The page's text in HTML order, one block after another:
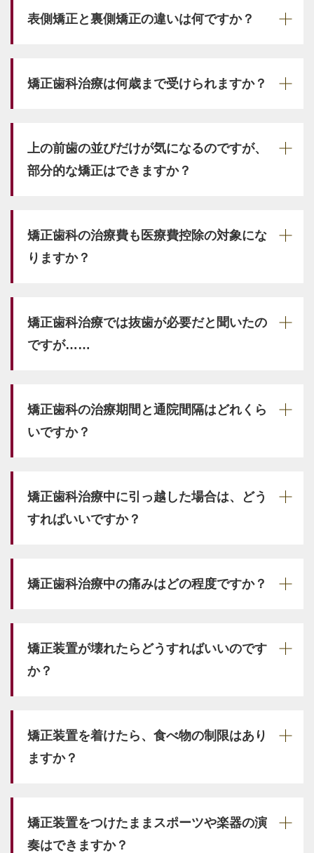
表側矯正と裏側矯正の違いは何ですか？
矯正歯科治療は何歳まで受けられますか？
上の前歯の並びだけが気になるのですが、
部分的な矯正はできますか？
矯正歯科の治療費も医療費控除の対象にな
りますか？
矯正歯科治療では抜歯が必要だと聞いたの
ですが……
矯正歯科の治療期間と通院間隔はどれくら
いですか？
矯正歯科治療中に引っ越した場合は、どう
すればいいですか？
矯正歯科治療中の痛みはどの程度ですか？
矯正装置が壊れたらどうすればいいのです
か？
矯正装置を着けたら、食べ物の制限はあり
ますか？
矯正装置をつけたままスポーツや楽器の演
奏はできますか？